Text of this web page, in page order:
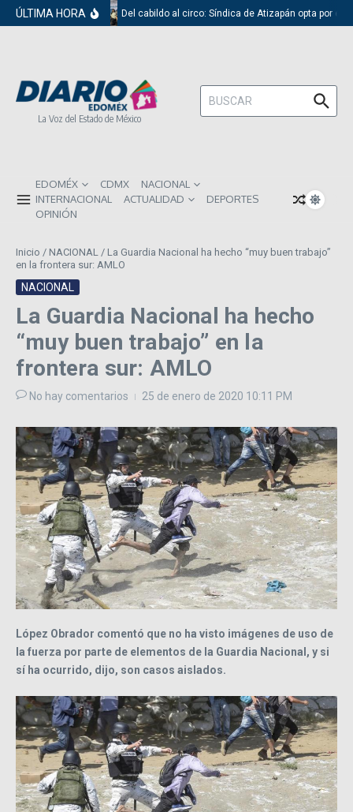
Saltar al contenido
ÚLTIMA HORA Del cabildo al circo: Síndica de Atizapán opta por el
La Voz del Estado de México
Buscar:
EDOMÉX CDMX
NACIONAL
INTERNACIONAL
ACTUALIDAD
DEPORTES
OPINIÓN
Inicio / NACIONAL / La Guardia Nacional ha hecho “muy buen trabajo”
en la frontera sur: AMLO
NACIONAL
La Guardia Nacional ha hecho
“muy buen trabajo” en la
frontera sur: AMLO
No hay comentarios 25 de enero de 2020 10:11 PM
López Obrador comentó que no ha visto imágenes de uso de
la fuerza por parte de elementos de la Guardia Nacional, y si
sí ha ocurrido, dijo, son casos aislados.